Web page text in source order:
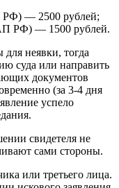
РФ) — 2500 рублей;
РФ) — 1500 рублей.
неявки, тогда
суда или направить
документов
(за 3-4 дня
успело
свидетеля не
сами стороны.
или третьего лица.